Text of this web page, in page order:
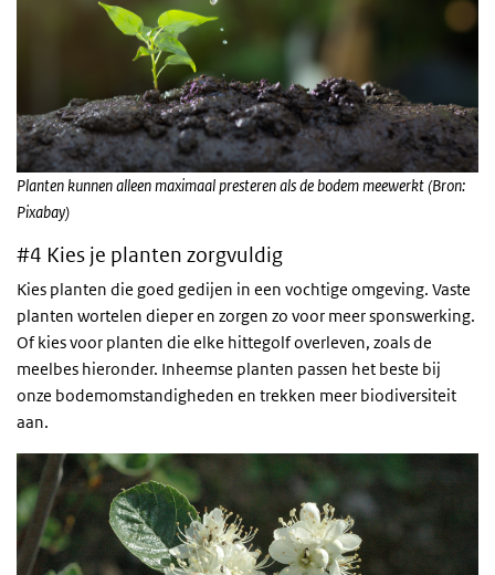
Planten kunnen alleen maximaal presteren als de bodem meewerkt (Bron:
Pixabay)
#4 Kies je planten zorgvuldig
Kies planten die goed gedijen in een vochtige omgeving. Vaste
planten wortelen dieper en zorgen zo voor meer sponswerking.
Of kies voor planten die elke hittegolf overleven, zoals de
meelbes hieronder. Inheemse planten passen het beste bij
onze bodemomstandigheden en trekken meer biodiversiteit
aan.